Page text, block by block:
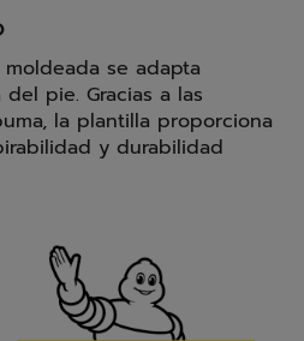
se adapta
pie. Gracias a las
la plantilla proporciona
y durabilidad